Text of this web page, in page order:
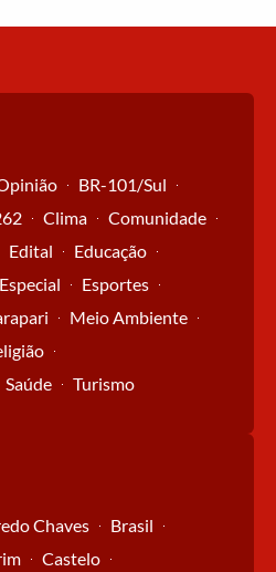
BR-101/Sul
Clima
Comunidade
Edital
Educação
Especial
Esportes
Meio Ambiente
Saúde Turismo
Chaves
Brasil
Castelo